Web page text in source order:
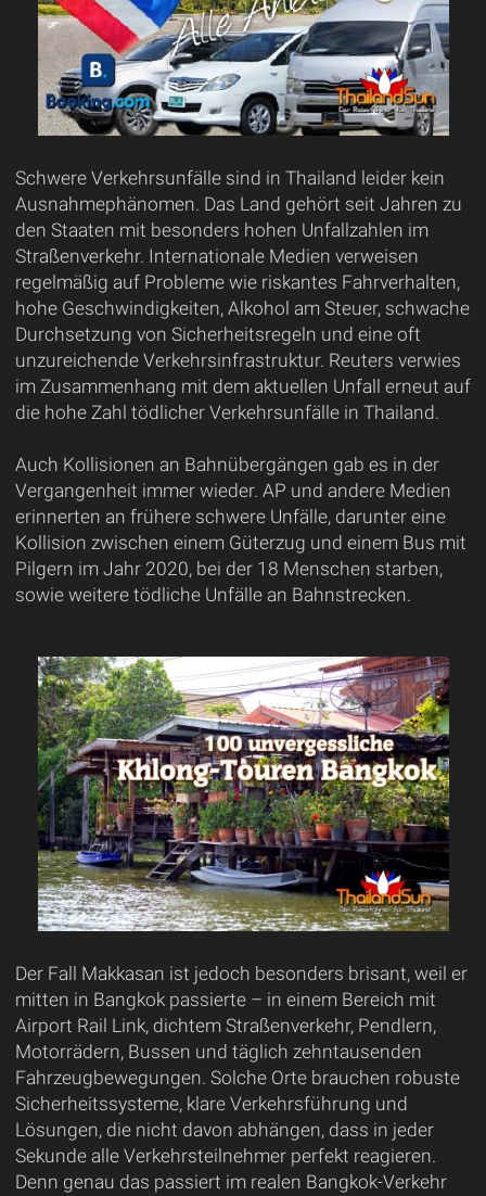
Schwere Verkehrsunfälle sind in Thailand leider kein
Ausnahmephänomen. Das Land gehört seit Jahren zu
den Staaten mit besonders hohen Unfallzahlen im
Straßenverkehr. Internationale Medien verweisen
regelmäßig auf Probleme wie riskantes Fahrverhalten,
hohe Geschwindigkeiten, Alkohol am Steuer, schwache
Durchsetzung von Sicherheitsregeln und eine oft
unzureichende Verkehrsinfrastruktur. Reuters verwies
im Zusammenhang mit dem aktuellen Unfall erneut auf
die hohe Zahl tödlicher Verkehrsunfälle in Thailand.
Auch Kollisionen an Bahnübergängen gab es in der
Vergangenheit immer wieder. AP und andere Medien
erinnerten an frühere schwere Unfälle, darunter eine
Kollision zwischen einem Güterzug und einem Bus mit
Pilgern im Jahr 2020, bei der 18 Menschen starben,
sowie weitere tödliche Unfälle an Bahnstrecken.
Der Fall Makkasan ist jedoch besonders brisant, weil er
mitten in Bangkok passierte – in einem Bereich mit
Airport Rail Link, dichtem Straßenverkehr, Pendlern,
Motorrädern, Bussen und täglich zehntausenden
Fahrzeugbewegungen. Solche Orte brauchen robuste
Sicherheitssysteme, klare Verkehrsführung und
Lösungen, die nicht davon abhängen, dass in jeder
Sekunde alle Verkehrsteilnehmer perfekt reagieren.
Denn genau das passiert im realen Bangkok-Verkehr